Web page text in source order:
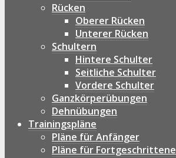
Rücken
Oberer Rücken
Unterer Rücken
Schultern
Hintere Schulter
Seitliche Schulter
Vordere Schulter
Ganzkörperübungen
Dehnübungen
Trainingspläne
Pläne für Anfänger
Pläne für Fortgeschrittene